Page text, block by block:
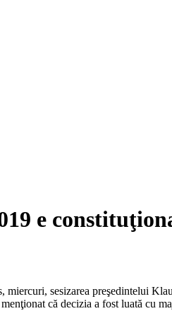
e
miercuri, sesizarea preşedintelui
că decizia a fost luată cu